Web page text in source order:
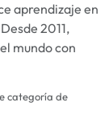
aprendizaje en
2011,
mundo con
categoría de